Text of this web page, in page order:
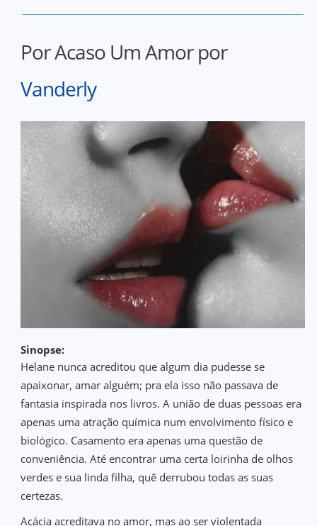
Por Acaso Um Amor por
Vanderly
Sinopse:
Helane nunca acreditou que algum dia pudesse se
apaixonar, amar alguém; pra ela isso não passava de
fantasia inspirada nos livros. A união de duas pessoas era
apenas uma atração química num envolvimento físico e
biológico. Casamento era apenas uma questão de
conveniência. Até encontrar uma certa loirinha de olhos
verdes e sua linda filha, quê derrubou todas as suas
certezas.
Acácia acreditava no amor, mas ao ser violentada